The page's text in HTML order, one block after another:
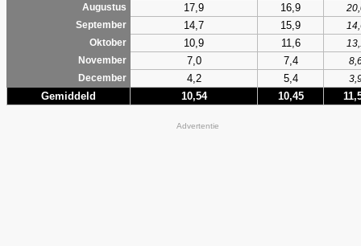
Augustus
17,9 16,9
September
14,7 15,9
Oktober
10,9 11,6
November
7,0 7,4
December
4,2 5,4
Gemiddeld 10,54 10,45
Advertentie